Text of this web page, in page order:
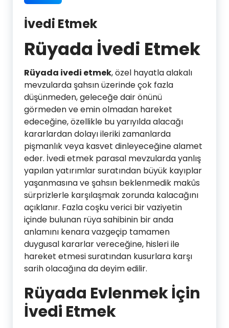
İvedi Etmek
Rüyada İvedi Etmek
Rüyada ivedi etmek, özel hayatla alakalı
mevzularda şahsın üzerinde çok fazla
düşünmeden, geleceğe dair önünü
görmeden ve emin olmadan hareket
edeceğine, özellikle bu yarıyılda alacağı
kararlardan dolayı ileriki zamanlarda
pişmanlık veya kasvet dinleyeceğine alamet
eder. İvedi etmek parasal mevzularda yanlış
yapılan yatırımlar suratından büyük kayıplar
yaşanmasına ve şahsın beklenmedik makûs
sürprizlerle karşılaşmak zorunda kalacağını
açıklanır. Fazla coşku verici bir vaziyetin
içinde bulunan rüya sahibinin bir anda
anlamını kenara vazgeçip tamamen
duygusal kararlar vereceğine, hisleri ile
hareket etmesi suratından kusurlara karşı
sarih olacağına da deyim edilir.
Rüyada Evlenmek İçin
İvedi Etmek